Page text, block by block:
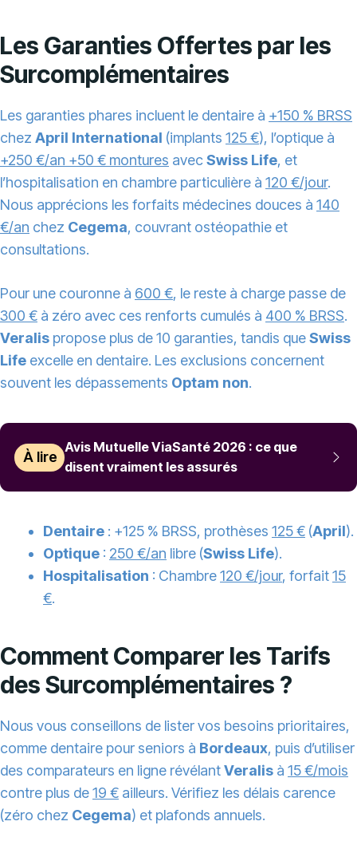
Les Garanties Offertes par les
Surcomplémentaires
Les garanties phares incluent le dentaire à +150 % BRSS
chez April International (implants 125 €), l’optique à
+250 €/an +50 € montures avecSwiss Life, et
l’hospitalisation en chambre particulière à 120 €/jour.
Nous apprécions les forfaits médecines douces à 140
€/an chez Cegema, couvrant ostéopathie et
consultations.
Pour une couronne à 600 €, le reste à charge passe de
300 € à zéro avec ces renforts cumulés à 400 % BRSS.
Veralis propose plus de 10 garanties, tandis queSwiss
Life excelle en dentaire. Les exclusions concernent
souvent les dépassements Optam non.
À lire
Avis Mutuelle ViaSanté 2026 : ce que
disent vraiment les assurés
Dentaire : +125 % BRSS, prothèses 125 € (April).
Optique : 250 €/an libre (Swiss Life).
Hospitalisation : Chambre120 €/jour, forfait15
€.
Comment Comparer les Tarifs
des Surcomplémentaires ?
Nous vous conseillons de lister vos besoins prioritaires,
comme dentaire pour seniors à Bordeaux, puis d’utiliser
des comparateurs en ligne révélantVeralis à 15 €/mois
contre plus de19 € ailleurs. Vérifiez les délais carence
(zéro chez Cegema) et plafonds annuels.